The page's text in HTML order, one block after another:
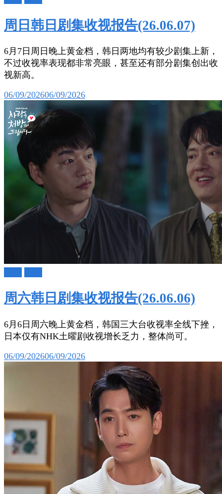
周日韩日剧集收视报告(26.06.07)
6月7日周日晚上黄金档，韩日两地均有较少剧集上新，
不过收视率表现都非常亮眼，甚至还有部分剧集创出收
视新高。
06/09/202606/09/2026
周六韩日剧集收视报告(26.06.06)
6月6日周六晚上黄金档，韩国三大台收视率全线下挫，
日本仅有NHK土曜剧收视增长乏力，整体尚可。
06/09/202606/09/2026